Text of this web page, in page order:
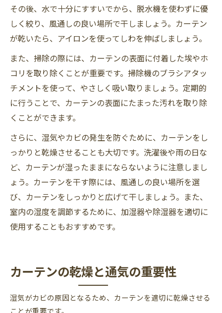
その後、水で十分にすすいでから、脱水機を使わずに優
しく絞り、風通しの良い場所で干しましょう。カーテン
が乾いたら、アイロンを使ってしわを伸ばしましょう。
また、掃除の際には、カーテンの表面に付着した埃やホ
コリを取り除くことが重要です。掃除機のブラシアタッ
チメントを使って、やさしく吸い取りましょう。定期的
に行うことで、カーテンの表面にたまった汚れを取り除
くことができます。
さらに、湿気やカビの発生を防ぐために、カーテンをし
っかりと乾燥させることも大切です。洗濯後や雨の日な
ど、カーテンが湿ったままにならないように注意しまし
ょう。カーテンを干す際には、風通しの良い場所を選
び、カーテンをしっかりと広げて干しましょう。また、
室内の湿度を調節するために、加湿器や除湿器を適切に
使用することもおすすめです。
カーテンの乾燥と通気の重要性
湿気がカビの原因となるため、カーテンを適切に乾燥させる
ことが重要です。